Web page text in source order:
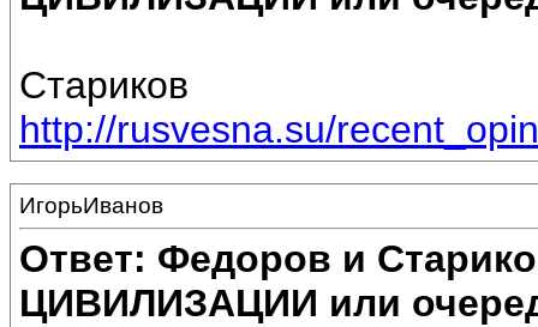
Стариков
http://rusvesna.su/
ИгорьИванов
Ответ: Федоров и
ЦИВИЛИЗАЦИИ или